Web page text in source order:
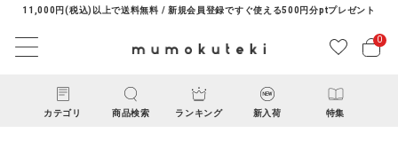
11,000円(税込)以上で送料無料 / 新規会員登録ですぐ使える500円分ptプレゼント
0
カテゴリ 商品検索 ランキング 新入荷 特集